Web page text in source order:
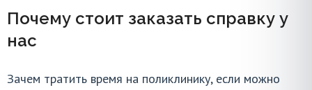
Почему стоит заказать справку у
нас
Зачем тратить время на поликлинику, если можно